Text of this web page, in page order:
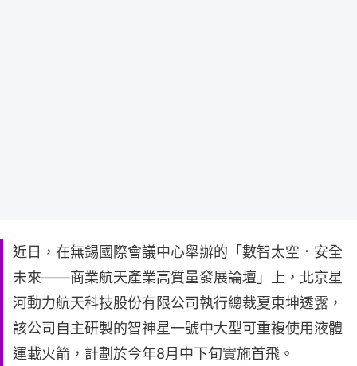
近日，在無錫國際會議中心舉辦的「數智太空．安全
未來——商業航天產業高質量發展論壇」上，北京星
河動力航天科技股份有限公司執行總裁夏東坤透露，
該公司自主研製的智神星一號中大型可重複使用液體
運載火箭，計劃於今年8月中下旬實施首飛。